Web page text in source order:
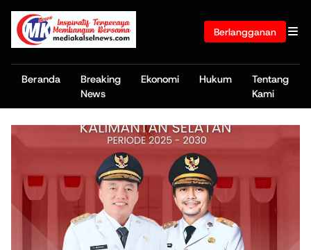
Berlangganan
Beranda
Breaking
News
Ekonomi Hukum
Tentang
Kami